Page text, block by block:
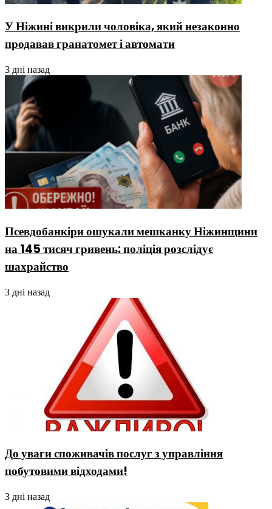
У Ніжині викрили чоловіка, який незаконно
продавав гранатомет і автомати
3 дні назад
Псевдобанкіри ошукали мешканку Ніжинщини
на 145 тисяч гривень: поліція розслідує
шахрайство
3 дні назад
До уваги споживачів послуг з управління
побутовими відходами!
3 дні назад